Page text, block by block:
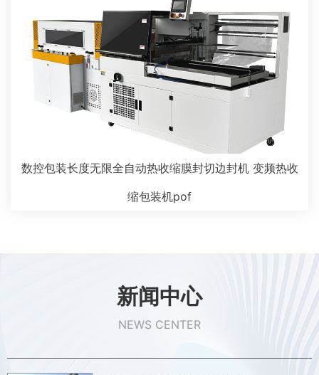
数控包装长度无限全自动热收缩膜封切边封机 变频热收
缩包装机pof
新闻中心
NEWS CENTER